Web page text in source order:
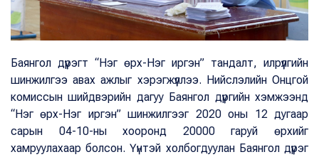
Баянгол дүүрэгт “Нэг өрх-Нэг иргэн” тандалт, илрүүлгийн
шинжилгээ авах ажлыг хэрэгжүүллээ. Нийслэлийн Онцгой
комиссын шийдвэрийн дагуу Баянгол дүүргийн хэмжээнд
“Нэг өрх-Нэг иргэн” шинжилгээг 2020 оны 12 дугаар
сарын 04-10-ны хооронд 20000 гаруй өрхийг
хамруулахаар болсон. Үүнтэй холбогдуулан Баянгол дүүрэг